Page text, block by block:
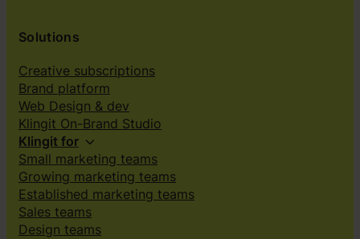
Solutions
Creative subscriptions
Brand platform
Web Design & dev
Klingit On-Brand Studio
Klingit for
Small marketing teams
Growing marketing teams
Established marketing teams
Sales teams
Design teams